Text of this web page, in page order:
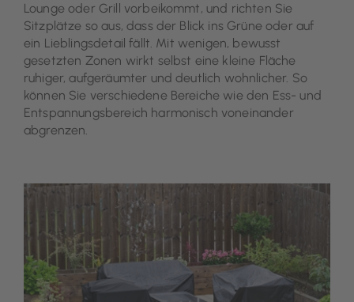
Lounge oder Grill vorbeikommt, und richten Sie
Sitzplätze so aus, dass der Blick ins Grüne oder auf
ein Lieblingsdetail fällt. Mit wenigen, bewusst
gesetzten Zonen wirkt selbst eine kleine Fläche
ruhiger, aufgeräumter und deutlich wohnlicher. So
können Sie verschiedene Bereiche wie den Ess- und
Entspannungsbereich harmonisch voneinander
abgrenzen.